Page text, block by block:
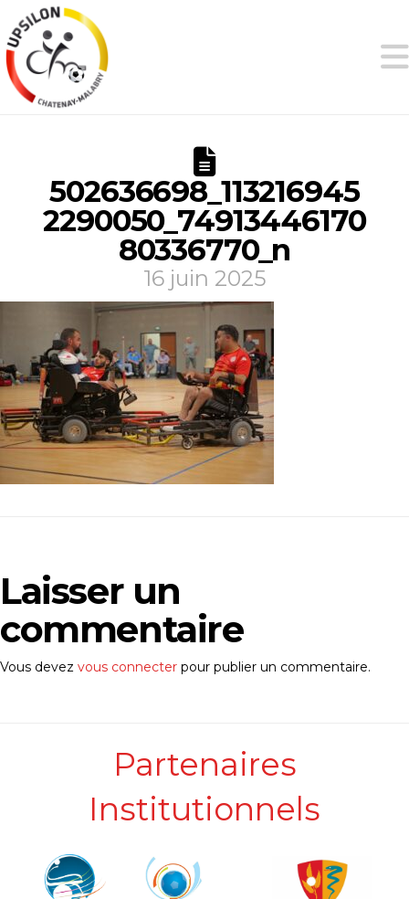
502636698_113216945
2290050_74913446170
80336770_n
16 juin 2025
Laisser un
commentaire
Vous devez vous connecter pour publier un commentaire.
Partenaires
Institutionnels